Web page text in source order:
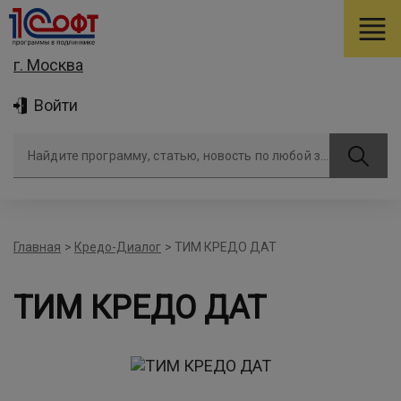
г. Москва
Войти
Главная > Кредо-Диалог > ТИМ КРЕДО ДАТ
ТИМ КРЕДО ДАТ